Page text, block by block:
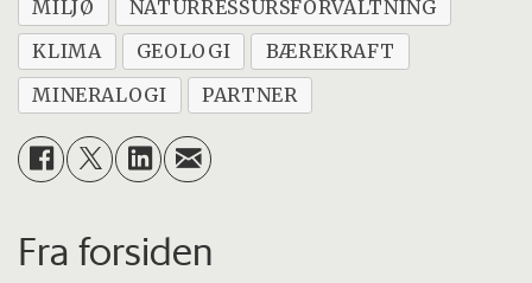
MILJØ
NATURRESSURSFORVALTNING
KLIMA
GEOLOGI
BÆREKRAFT
MINERALOGI
PARTNER
Fra forsiden